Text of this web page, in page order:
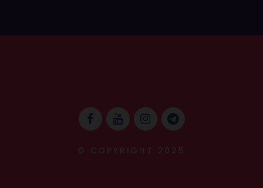
© COPYRIGHT 2025